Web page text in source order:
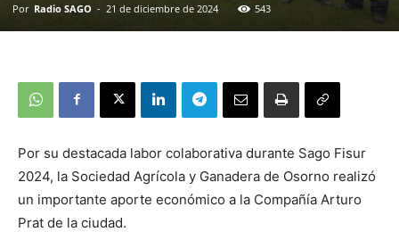
Por Radio SAGO - 21 de diciembre de 2024 543
Por su destacada labor colaborativa durante Sago Fisur
2024, la Sociedad Agrícola y Ganadera de Osorno realizó
un importante aporte económico a la Compañía Arturo
Prat de la ciudad.